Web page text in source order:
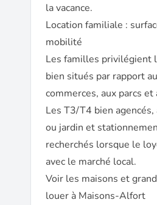
la vacance.
Location familiale :
mobilité
Les familles privilégient
bien situés par rapport
commerces, aux parcs
Les T3/T4 bien
ou jardin et
recherchés lorsque le
avec le marché local.
Voir les maisons et
louer à Maisons-Alfort